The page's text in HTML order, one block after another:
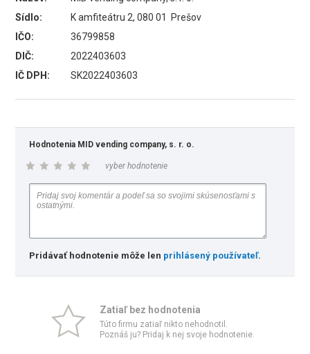
Sídlo:
K amfiteátru 2, 080 01 Prešov
IČO:
36799858
DIČ:
2022403603
IČ DPH:
SK2022403603
Hodnotenia MID vending company, s. r. o.
vyber hodnotenie
Pridávať hodnotenie môže len prihlásený používateľ.
Zatiaľ bez hodnotenia
Túto firmu zatiaľ nikto nehodnotil.
Poznáš ju? Pridaj k nej svoje hodnotenie.